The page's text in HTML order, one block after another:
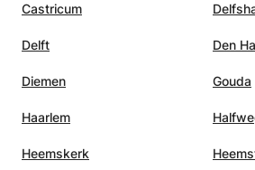
Castricum
Delft Den
Diemen Gouda
Haarlem
Heemskerk